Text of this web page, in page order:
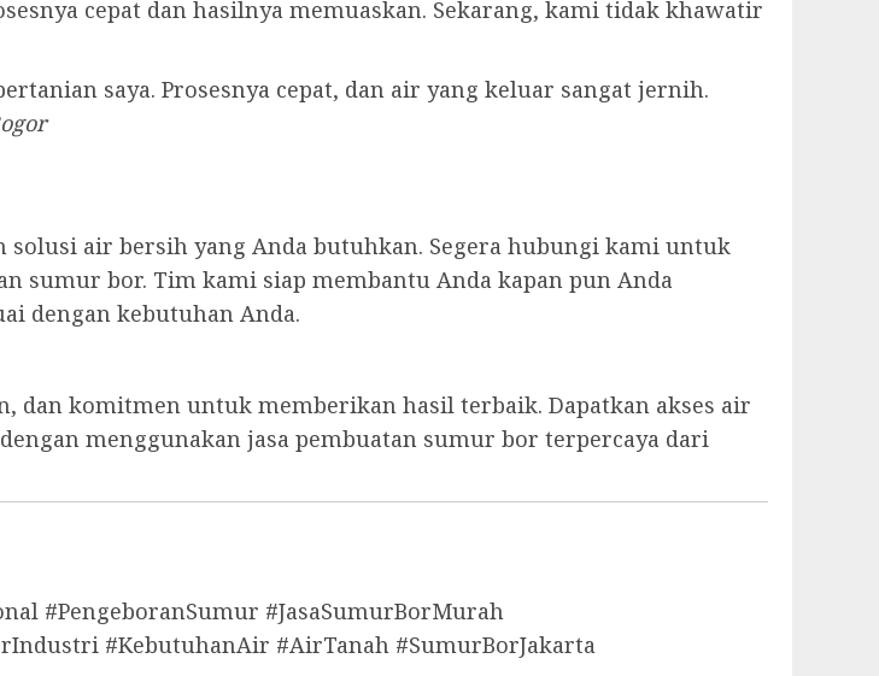
cepat dan hasilnya memuaskan. Sekarang, kami tidak khawatir
saya. Prosesnya cepat, dan air yang keluar sangat jernih.
air bersih yang Anda butuhkan. Segera hubungi kami untuk
sumur bor. Tim kami siap membantu Anda kapan pun Anda
dengan kebutuhan Anda.
dan komitmen untuk memberikan hasil terbaik. Dapatkan akses air
menggunakan jasa pembuatan sumur bor terpercaya dari
#PengeboranSumur #JasaSumurBorMurah
#KebutuhanAir #AirTanah #SumurBorJakarta